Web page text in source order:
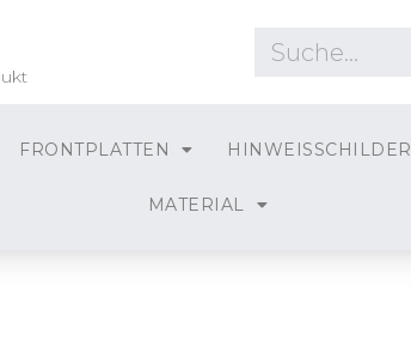
FRONTPLATTEN HINWEISSCHILDER
MATERIAL